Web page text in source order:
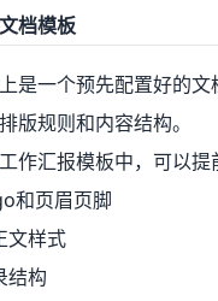
档模板
是一个预先配置好的文
版规则和内容结构。
作汇报模板中，可以提
和页眉页脚
文样式
结构